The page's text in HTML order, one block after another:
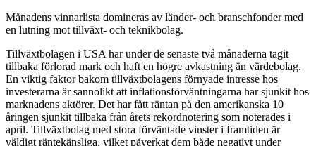
Månadens vinnarlista domineras av länder- och branschfonder med
en lutning mot tillväxt- och teknikbolag.
Tillväxtbolagen i USA har under de senaste två månaderna tagit
tillbaka förlorad mark och haft en högre avkastning än värdebolag.
En viktig faktor bakom tillväxtbolagens förnyade intresse hos
investerarna är sannolikt att inflationsförväntningarna har sjunkit hos
marknadens aktörer. Det har fått räntan på den amerikanska 10
åringen sjunkit tillbaka från årets rekordnotering som noterades i
april. Tillväxtbolag med stora förväntade vinster i framtiden är
väldigt räntekänsliga, vilket påverkat dem både negativt under